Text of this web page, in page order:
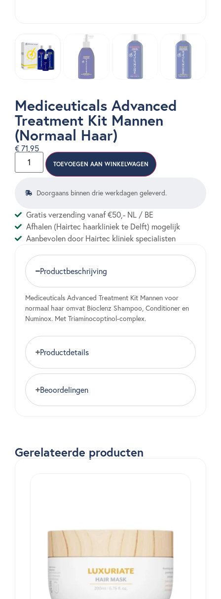
Mediceuticals Advanced
Treatment Kit Mannen
(Normaal Haar)
€ 71,95
TOEVOEGEN AAN WINKELWAGEN
Doorgaans binnen drie werkdagen geleverd.
Gratis verzending vanaf €50,- NL / BE
Afhalen (Hairtec haarkliniek te Delft) mogelijk
Aanbevolen door Hairtec kliniek specialisten
Productbeschrijving
Mediceuticals Advanced Treatment Kit Mannen voor
normaal haar omvat Bioclenz Shampoo, Conditioner en
Numinox. Met Triaminocoptinol-complex.
Productdetails
Beoordelingen
Gerelateerde producten